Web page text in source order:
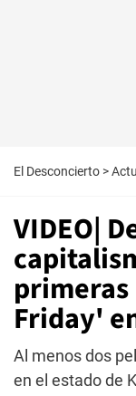
El Desconcierto >
VIDEO|
Friday'
Al menos dos
en el estado de